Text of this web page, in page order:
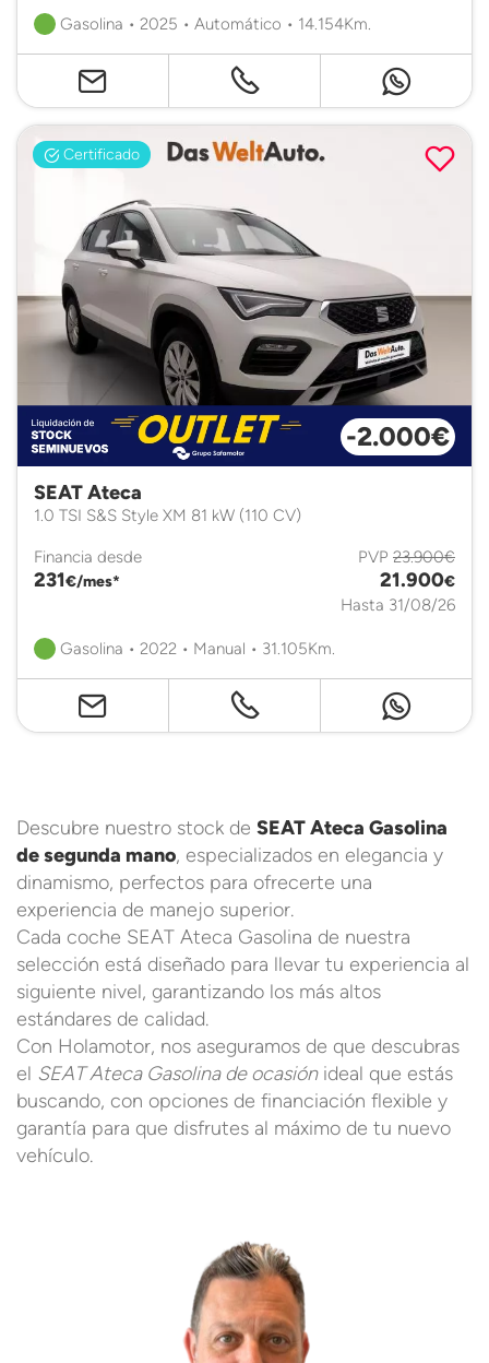
Gasolina • 2025 • Automático • 14.154Km.
Certificado
-2.000€
SEAT Ateca
1.0 TSI S&S Style XM 81 kW (110 CV)
Financia desde
231€/mes*
PVP 23.900€
21.900€
Hasta 31/08/26
Gasolina • 2022 • Manual • 31.105Km.
Descubre nuestro stock de SEAT Ateca Gasolina
de segunda mano, especializados en elegancia y
dinamismo, perfectos para ofrecerte una
experiencia de manejo superior.
Cada coche SEAT Ateca Gasolina de nuestra
selección está diseñado para llevar tu experiencia al
siguiente nivel, garantizando los más altos
estándares de calidad.
Con Holamotor, nos aseguramos de que descubras
el SEAT Ateca Gasolina de ocasiónideal que estás
buscando, con opciones de financiación flexible y
garantía para que disfrutes al máximo de tu nuevo
vehículo.